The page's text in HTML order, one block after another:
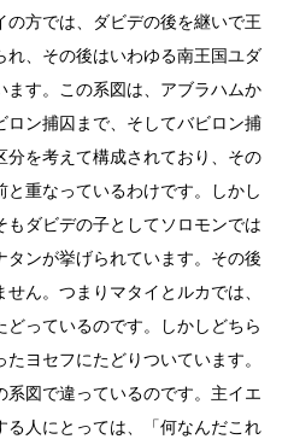
の方では、ダビデの後を継いで王
れ、その後はいわゆる南王国ユダ
す。この系図は、アブラハムか
ロン捕囚まで、そしてバビロン捕
分を考えて構成されており、その
重なっているわけです。しかし
もダビデの子としてソロモンでは
ンが挙げられています。その後
ん。つまりマタイとルカでは、
どっているのです。しかしどちら
ヨセフにたどりついています。
図で違っているのです。主イエ
る人にとっては、「何なんだこれ